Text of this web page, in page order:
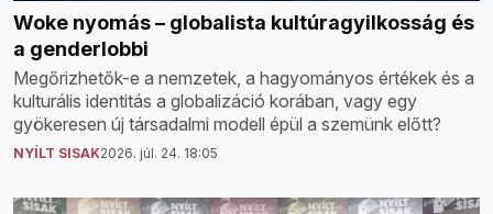
Woke nyomás – globalista kultúragyilkosság és
a genderlobbi
Megőrizhetők-e a nemzetek, a hagyományos értékek és a
kulturális identitás a globalizáció korában, vagy egy
gyökeresen új társadalmi modell épül a szemünk előtt?
NYÍLT SISAK2026. júl. 24. 18:05